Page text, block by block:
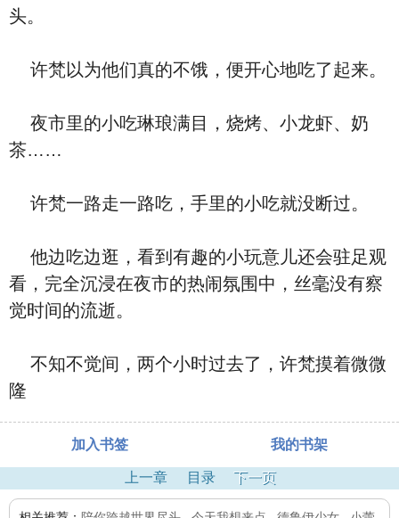
头。
许梵以为他们真的不饿，便开心地吃了起来。
夜市里的小吃琳琅满目，烧烤、小龙虾、奶
茶……
许梵一路走一路吃，手里的小吃就没断过。
他边吃边逛，看到有趣的小玩意儿还会驻足观
看，完全沉浸在夜市的热闹氛围中，丝毫没有察
觉时间的流逝。
不知不觉间，两个小时过去了，许梵摸着微微
隆
加入书签 我的书架
上一章 目录 下一页